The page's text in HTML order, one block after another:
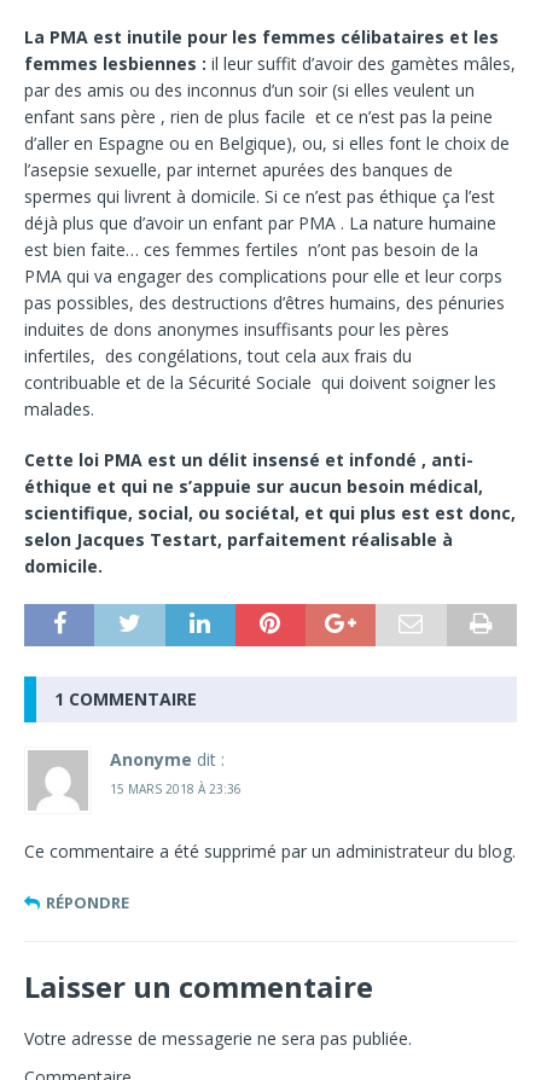
La PMA est inutile pour les femmes célibataires et les
femmes lesbiennes : il leur suffit d’avoir des gamètes mâles,
par des amis ou des inconnus d’un soir (si elles veulent un
enfant sans père , rien de plus facile et ce n’est pas la peine
d’aller en Espagne ou en Belgique), ou, si elles font le choix de
l’asepsie sexuelle, par internet apurées des banques de
spermes qui livrent à domicile. Si ce n’est pas éthique ça l’est
déjà plus que d’avoir un enfant par PMA . La nature humaine
est bien faite… ces femmes fertiles n’ont pas besoin de la
PMA qui va engager des complications pour elle et leur corps
pas possibles, des destructions d’êtres humains, des pénuries
induites de dons anonymes insuffisants pour les pères
infertiles, des congélations, tout cela aux frais du
contribuable et de la Sécurité Sociale qui doivent soigner les
malades.
Cette loi PMA est un délit insensé et infondé , anti-
éthique et qui ne s’appuie sur aucun besoin médical,
scientifique, social, ou sociétal, et qui plus est est donc,
selon Jacques Testart, parfaitement réalisable à
domicile.
1 COMMENTAIRE
Anonyme dit :
15 MARS 2018 À 23:36
Ce commentaire a été supprimé par un administrateur du blog.
RÉPONDRE
Laisser un commentaire
Votre adresse de messagerie ne sera pas publiée.